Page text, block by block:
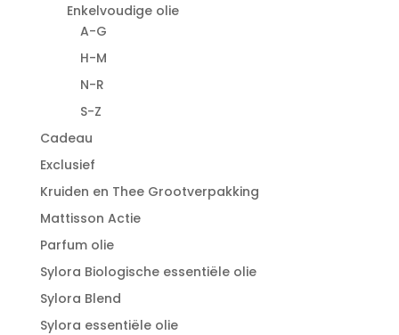
Enkelvoudige olie
A-G
H-M
N-R
S-Z
Cadeau
Exclusief
Kruiden en Thee Grootverpakking
Mattisson Actie
Parfum olie
Sylora Biologische essentiële olie
Sylora Blend
Sylora essentiële olie